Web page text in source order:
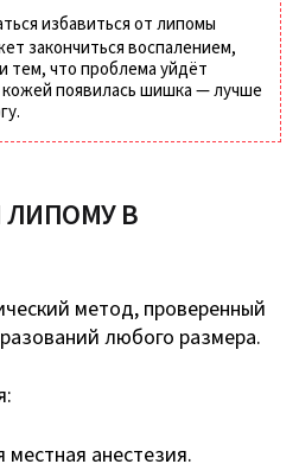
избавиться от липомы
закончиться воспалением,
тем, что проблема уйдёт
кожей появилась шишка — лучше
ЛИПОМУ В
метод, проверенный
любого размера.
местная анестезия.